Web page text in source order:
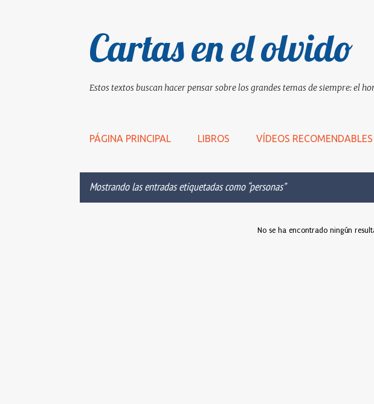
Cartas en el olvido
Estos textos buscan hacer pensar sobre los grandes temas de siempre: el
PÁGINA PRINCIPAL LIBROS VÍDEOS RECOMENDABLES
Mostrando las entradas etiquetadas como personas
No se ha encontrado ningún